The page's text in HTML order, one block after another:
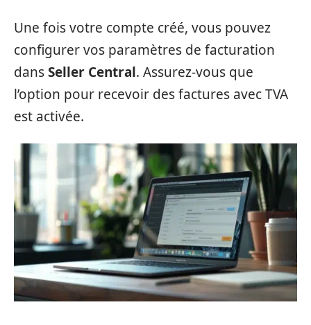
Une fois votre compte créé, vous pouvez
configurer vos paramètres de facturation
dansSeller Central. Assurez-vous que
l’option pour recevoir des factures avec TVA
est activée.